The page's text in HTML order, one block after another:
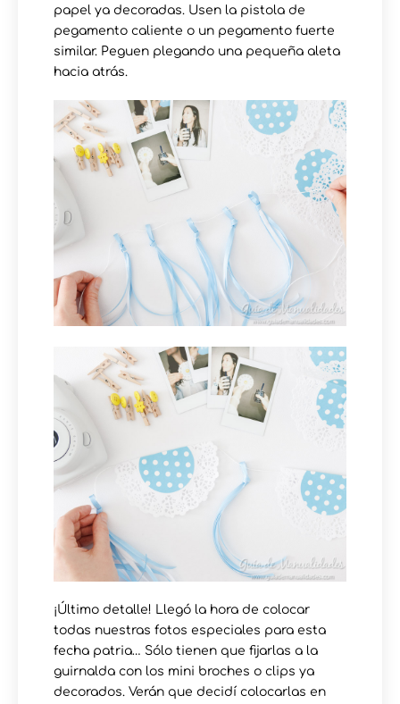
papel ya decoradas. Usen la pistola de
pegamento caliente o un pegamento fuerte
similar. Peguen plegando una pequeña aleta
hacia atrás.
¡Último detalle! Llegó la hora de colocar
todas nuestras fotos especiales para esta
fecha patria… Sólo tienen que fijarlas a la
guirnalda con los mini broches o clips ya
decorados. Verán que decidí colocarlas en